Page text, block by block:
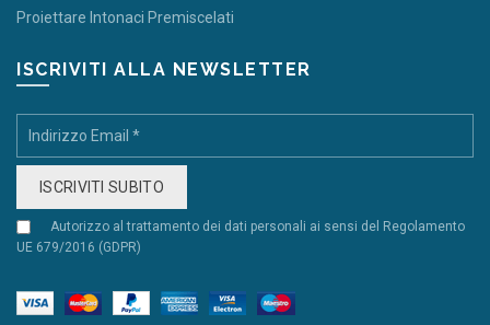
Proiettare Intonaci Premiscelati
ISCRIVITI ALLA NEWSLETTER
Autorizzo al trattamento dei dati personali ai sensi del Regolamento
UE 679/2016 (GDPR)